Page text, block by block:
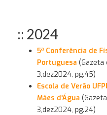
:: 2024
5ª Conferência de
Portuguesa (Gazeta
3,dez2024, pg.45)
Escola de Verão
Mães d'Água
3,dez2024, pg.24)